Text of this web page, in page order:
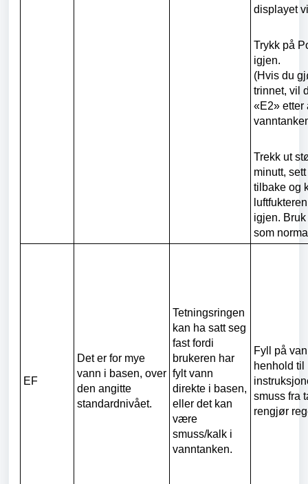
displayet
Trykk på
igjen.
(Hvis du
trinnet, vil
«E2» etter
Trekk ut
minutt,
tilbake og
igjen.
som
EF
Det er for mye
vann i basen, over
den angitte
standardnivået.
Tetningsringen
kan ha satt seg
fast fordi
brukeren har
fylt vann
direkte i basen,
eller det kan
være
smuss/kalk i
vanntanken.
Fyll på
henhold til
smuss fra
rengjør